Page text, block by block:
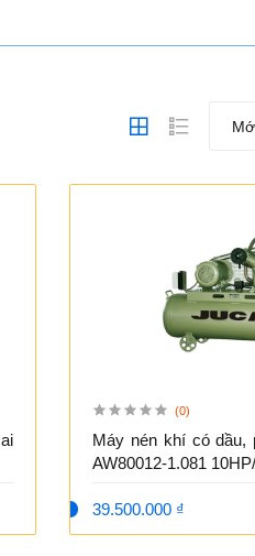
(0)
Máy nén khí có dầu,
AW80012-1.081
39.500.000 ₫